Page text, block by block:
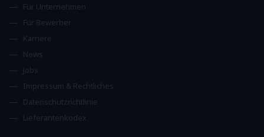
Für Unternehmen
Für Bewerber
Karriere
News
Jobs
Impressum & Rechtliches
Datenschutzrichtlinie
Lieferantenkodex